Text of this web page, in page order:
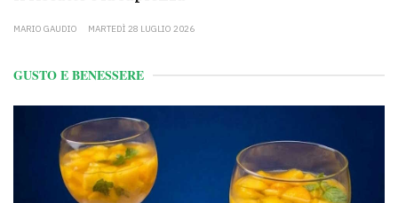
MARIO GAUDIO MARTEDÌ 28 LUGLIO 2026
GUSTO E BENESSERE